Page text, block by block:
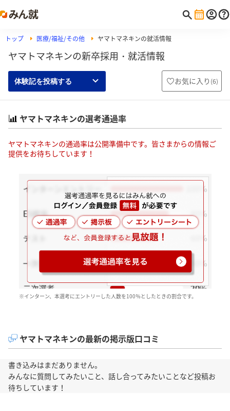
トップ 医療/福祉/その他 ヤマトマネキンの就活情報
ヤマトマネキンの新卒採用・就活情報
体験記を投稿する お気に入り (6)
ヤマトマネキンの選考通過率
ヤマトマネキンの通過率は公開準備中です。皆さまからの情報ご
提供をお待ちしています！
※インターン、本選考にエントリーした人数を100％としたときの割合です。
ヤマトマネキンの最新の掲示版口コミ
書き込みはまだありません。
みんなに質問してみたいこと、話し合ってみたいことなど投稿お
待ちしています！